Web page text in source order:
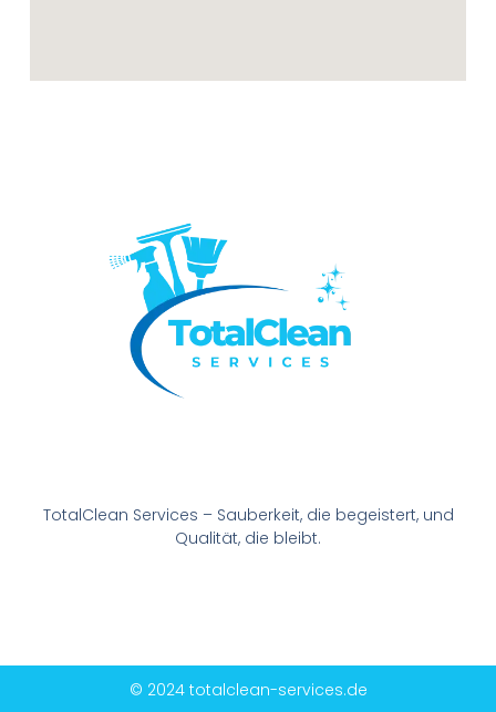
TotalClean Services – Sauberkeit, die begeistert, und
Qualität, die bleibt.
© 2024 totalclean-services.de